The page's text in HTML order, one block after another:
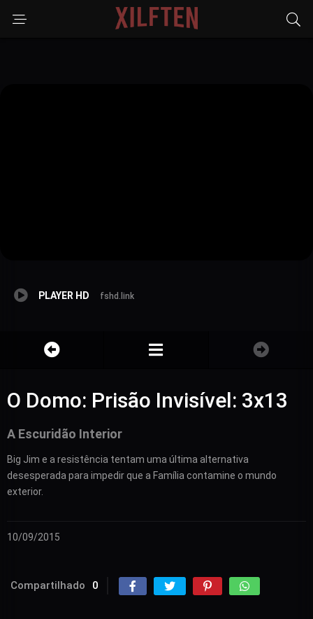
PLAYER HD fshd.link
O Domo: Prisão Invisível: 3x13
A Escuridão Interior
Big Jim e a resistência tentam uma última alternativa
desesperada para impedir que a Família contamine o mundo
exterior.
10/09/2015
Compartilhado 0